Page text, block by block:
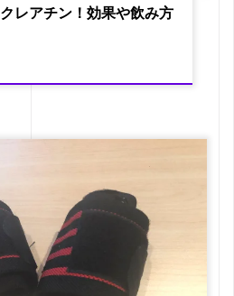
レアチン！効果や飲み方